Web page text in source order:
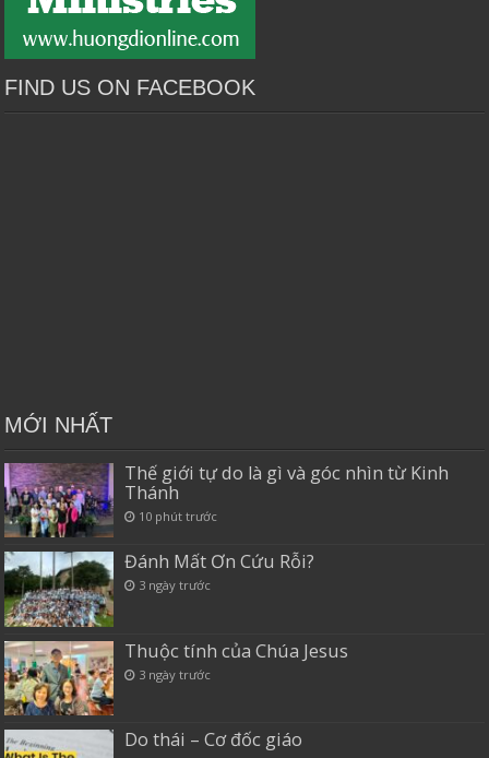
FIND US ON FACEBOOK
MỚI NHẤT
Thế giới tự do là gì và góc nhìn từ Kinh
Thánh
10 phút trước
Đánh Mất Ơn Cứu Rỗi?
3 ngày trước
Thuộc tính của Chúa Jesus
3 ngày trước
Do thái – Cơ đốc giáo